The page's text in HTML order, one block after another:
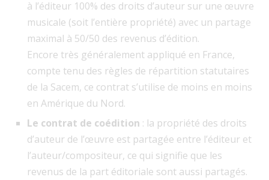
à l’éditeur 100% des droits d’auteur sur une œuvre
musicale (soit l’entière propriété) avec un partage
maximal à 50/50 des revenus d’édition.
Encore très généralement appliqué en France,
compte tenu des règles de répartition statutaires
de la Sacem, ce contrat s’utilise de moins en moins
en Amérique du Nord.
Le contrat de coédition : la propriété des droits
d’auteur de l’œuvre est partagée entre l’éditeur et
l’auteur/compositeur, ce qui signifie que les
revenus de la part éditoriale sont aussi partagés.